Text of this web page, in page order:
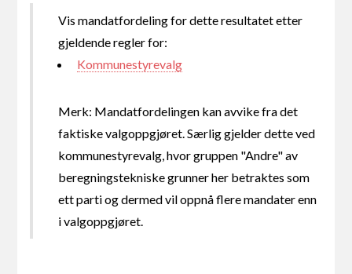
Vis mandatfordeling for dette resultatet etter
gjeldende regler for:
Kommunestyrevalg
Merk: Mandatfordelingen kan avvike fra det
faktiske valgoppgjøret. Særlig gjelder dette ved
kommunestyrevalg, hvor gruppen "Andre" av
beregningstekniske grunner her betraktes som
ett parti og dermed vil oppnå flere mandater enn
i valgoppgjøret.